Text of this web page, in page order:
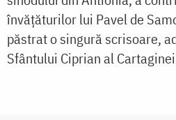
învățăturilor lui Pavel de
păstrat o singură scrisoare,
Sfântului Ciprian al